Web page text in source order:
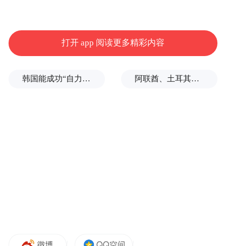
打开 app 阅读更多精彩内容
韩国能成功“自力更生”吗？ 阿联酋、土耳其、沙特等8国外长发表联合声明